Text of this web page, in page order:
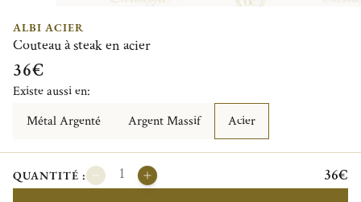
ALBI ACIER
Couteau à steak en acier
36€
Existe aussi en:
Métal Argenté
Argent Massif Acier
QUANTITÉ : 36€